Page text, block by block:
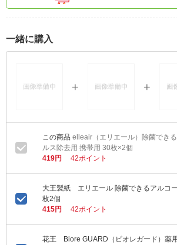
一緒に購入
elleair（エリエール）除菌でき
ルス除去用 携帯用 30枚×2個
419円
42ポイント
大王製紙 エリエール 除菌できるアルコ
枚2個
415円
42ポイント
花王 Biore GUARD（ビオレガード）薬